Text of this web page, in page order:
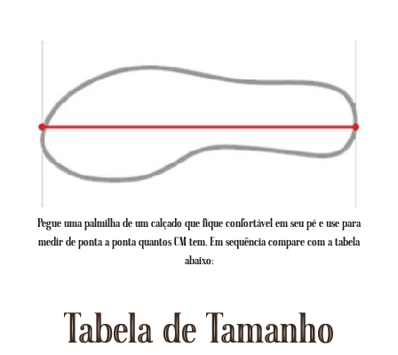
Pegue uma palmilha de um calçado que fique confortável em seu pé e use para
medir de ponta a ponta quantos CM tem. Em sequência compare com a tabela
abaixo:
Tabela de Tamanho